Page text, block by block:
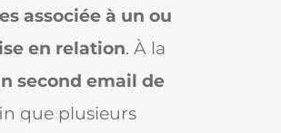
associée à un ou
en relation. À la
second email de
que plusieurs